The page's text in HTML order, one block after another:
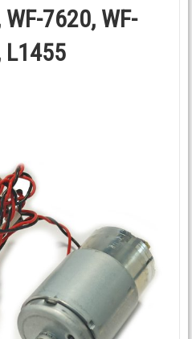
7620, WF-
L1455